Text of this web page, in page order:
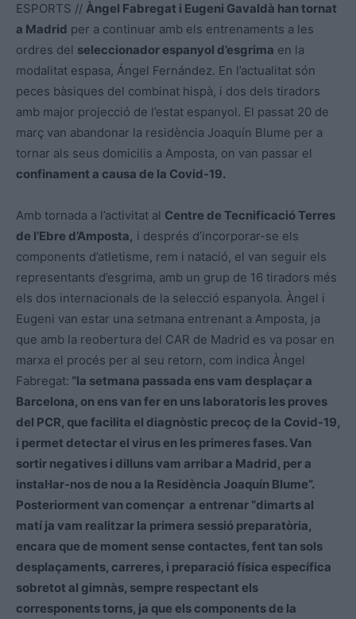
ESPORTS // Àngel Fabregat i Eugeni Gavaldà han tornat
a Madrid per a continuar amb els entrenaments a les
ordres del seleccionador espanyol d’esgrima en la
modalitat espasa, Ángel Fernández. En l’actualitat són
peces bàsiques del combinat hispà, i dos dels tiradors
amb major projecció de l’estat espanyol. El passat 20 de
març van abandonar la residència Joaquín Blume per a
tornar als seus domicilis a Amposta, on van passar el
confinament a causa de la Covid-19.
Amb tornada a l’activitat al Centre de Tecnificació Terres
de l’Ebre d’Amposta, i després d’incorporar-se els
components d’atletisme, rem i natació, el van seguir els
representants d’esgrima, amb un grup de 16 tiradors més
els dos internacionals de la selecció espanyola. Àngel i
Eugeni van estar una setmana entrenant a Amposta, ja
que amb la reobertura del CAR de Madrid es va posar en
marxa el procés per al seu retorn, com indica Àngel
Fabregat: “la setmana passada ens vam desplaçar a
Barcelona, on ens van fer en uns laboratoris les proves
del PCR, que facilita el diagnòstic precoç de la Covid-19,
i permet detectar el virus en les primeres fases. Van
sortir negatives i dilluns vam arribar a Madrid, per a
instal·lar-nos de nou a la Residència Joaquín Blume”.
Posteriorment van començar a entrenar “dimarts al
matí ja vam realitzar la primera sessió preparatòria,
encara que de moment sense contactes, fent tan sols
desplaçaments, carreres, i preparació física específica
sobretot al gimnàs, sempre respectant els
corresponents torns, ja que els components de la